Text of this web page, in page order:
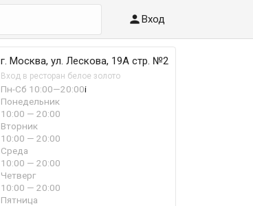
Вход
г. Москва, ул. Лескова, 19А стр. №2
Вход в ресторан белое золото
Пн-Сб 10:00—20:00i
Понедельник
10:00 — 20:00
Вторник
10:00 — 20:00
Среда
10:00 — 20:00
Четверг
10:00 — 20:00
Пятница